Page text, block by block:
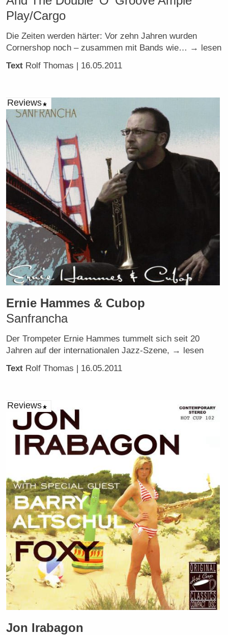
Play/Cargo
Die Zeiten werden härter: Vor zehn Jahren wurden
Cornershop noch – zusammen mit Bands wie… → lesen
Text Rolf Thomas | 16.05.2011
Reviews
Ernie Hammes & Cubop
Sanfrancha
Der Trompeter Ernie Hammes tummelt sich seit 20
Jahren auf der internationalen Jazz-Szene, → lesen
Text Rolf Thomas | 16.05.2011
Reviews
Jon Irabagon